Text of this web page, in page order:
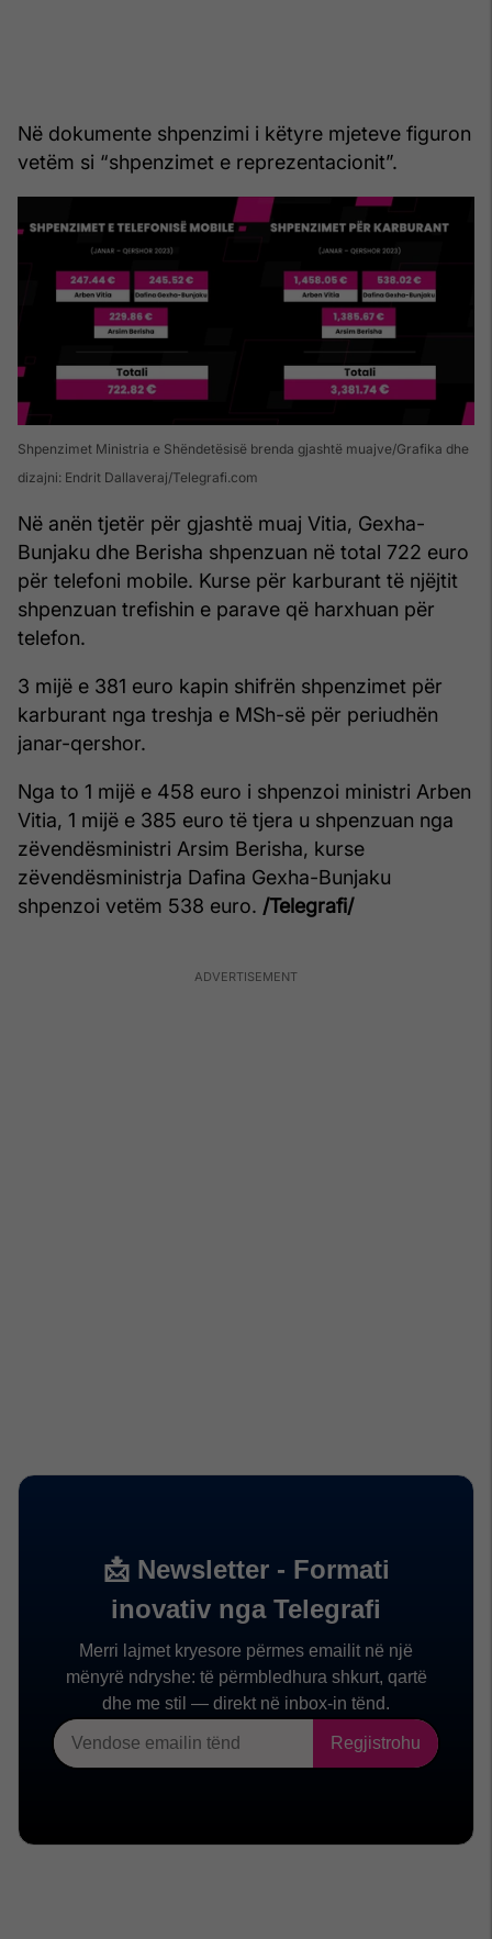
Në dokumente shpenzimi i këtyre mjeteve figuron
vetëm si “shpenzimet e reprezentacionit”.
Shpenzimet Ministria e Shëndetësisë brenda gjashtë muajve/Grafika dhe
dizajni: Endrit Dallaveraj/Telegrafi.com
Në anën tjetër për gjashtë muaj Vitia, Gexha-
Bunjaku dhe Berisha shpenzuan në total 722 euro
për telefoni mobile. Kurse për karburant të njëjtit
shpenzuan trefishin e parave që harxhuan për
telefon.
3 mijë e 381 euro kapin shifrën shpenzimet për
karburant nga treshja e MSh-së për periudhën
janar-qershor.
Nga to 1 mijë e 458 euro i shpenzoi ministri Arben
Vitia, 1 mijë e 385 euro të tjera u shpenzuan nga
zëvendësministri Arsim Berisha, kurse
zëvendësministrja Dafina Gexha-Bunjaku
shpenzoi vetëm 538 euro. /Telegrafi/